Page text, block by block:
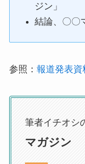
ジン」
結論、〇〇
参照： 報道発表資
筆者イチオシ
マガジン